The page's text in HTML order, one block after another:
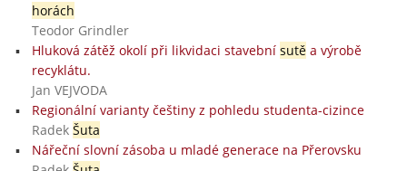
horách
Teodor Grindler
Hluková zátěž okolí při likvidaci stavební sutěa výrobě
recyklátu.
Jan VEJVODA
Regionální varianty češtiny z pohledu studenta-cizince
Radek Šuta
Nářeční slovní zásoba u mladé generace na Přerovsku